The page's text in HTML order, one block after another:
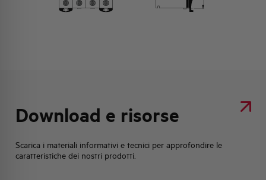
Download e risorse
Scarica i materiali informativi e tecnici per approfondire le
caratteristiche dei nostri prodotti.